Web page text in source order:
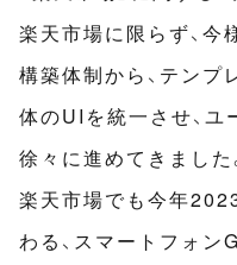
楽天市場に限らず、今
構築体制から、テンプ
体のUIを統一させ、
徐々に進めてきました
楽天市場でも今年
わる、スマートフォ